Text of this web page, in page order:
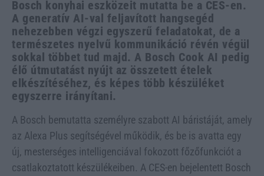
Bosch konyhai eszközeit mutatta be a CES-en.
A generatív AI-val feljavított hangsegéd
nehezebben végzi egyszerű feladatokat, de a
természetes nyelvű kommunikáció révén végül
sokkal többet tud majd. A Bosch Cook AI pedig
élő útmutatást nyújt az összetett ételek
elkészítéséhez, és képes több készüléket
egyszerre irányítani.
A Bosch bemutatta személyre szabott AI báristáját, amely
az Alexa Plus segítségével működik, és be is avatta egy
új, mesterséges intelligenciával fokozott főzőfunkciót a
csatlakoztatott készülékeiben. A CES-en bejelentett Bosch